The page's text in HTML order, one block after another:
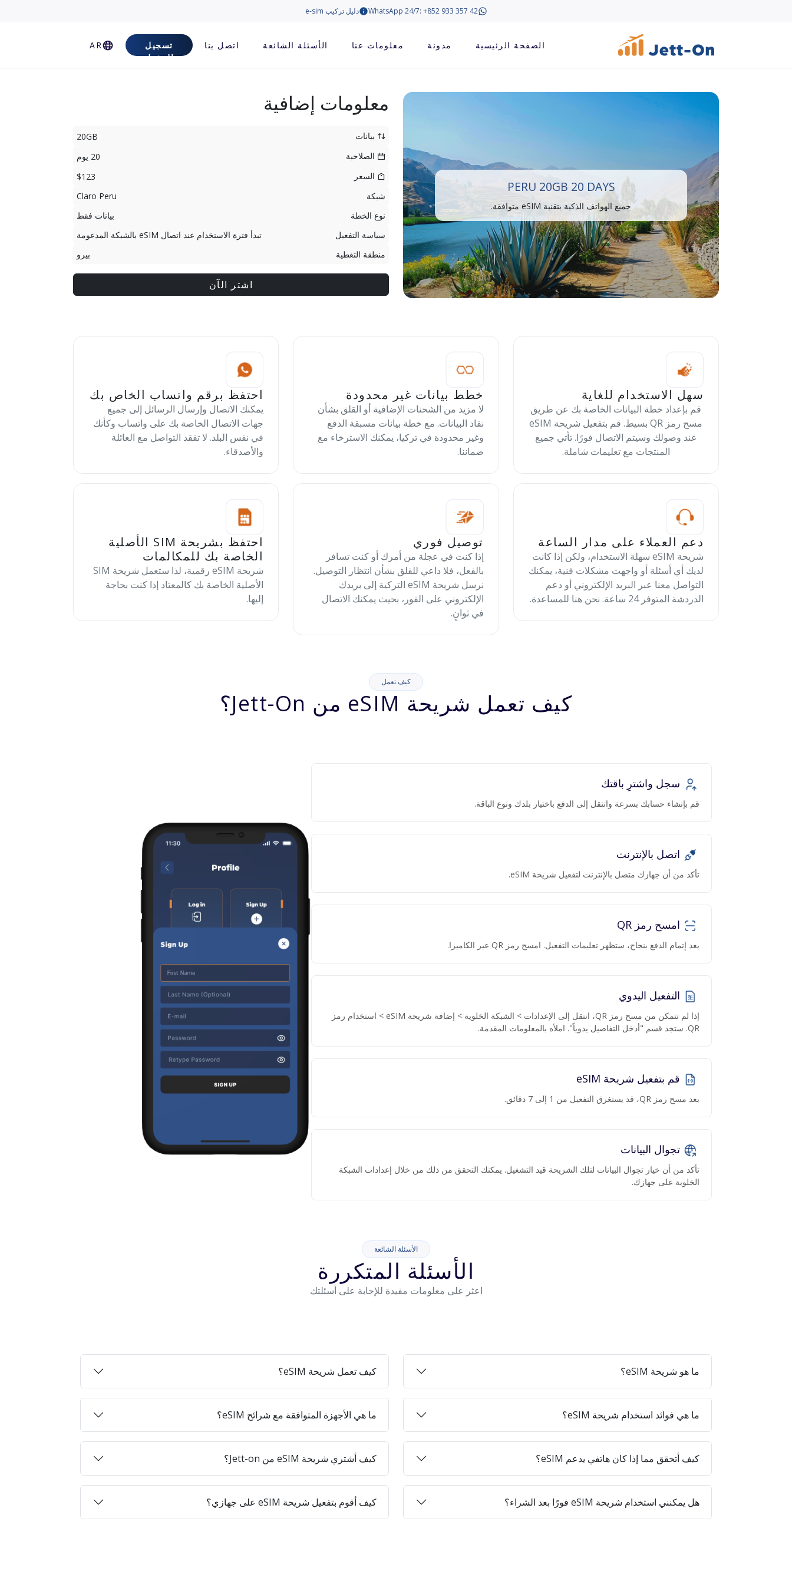
WhatsApp 24/7: +852 933 357 42 دليل تركيب e-sim
الصفحة الرئيسية مدونة معلومات عنا الأسئلة الشائعة اتصل بنا
تسجيل
الدخول
AR
PERU 20GB 20 DAYS
جميع الهواتف الذكية بتقنية eSIM متوافقة.
معلومات إضافية
بيانات
20GB
الصلاحية
20 يوم
السعر
$123
شبكة
Claro Peru
نوع الخطة
بيانات فقط
سياسة التفعيل
تبدأ فترة الاستخدام عند اتصال eSIM بالشبكة المدعومة
منطقة التغطية
بيرو
اشتر الآن
سهل الاستخدام للغاية
قم بإعداد خطة البيانات الخاصة بك عن طريق
مسح رمز QR بسيط. قم بتفعيل شريحة eSIM
عند وصولك وسيتم الاتصال فورًا. تأتي جميع
المنتجات مع تعليمات شاملة.
خطط بيانات غير محدودة
لا مزيد من الشحنات الإضافية أو القلق بشأن
نفاد البيانات. مع خطة بيانات مسبقة الدفع
وغير محدودة في تركيا، يمكنك الاسترخاء مع
ضماننا.
احتفظ برقم واتساب الخاص بك
يمكنك الاتصال وإرسال الرسائل إلى جميع
جهات الاتصال الخاصة بك على واتساب وكأنك
في نفس البلد. لا تفقد التواصل مع العائلة
والأصدقاء.
دعم العملاء على مدار الساعة
شريحة eSIM سهلة الاستخدام، ولكن إذا كانت
لديك أي أسئلة أو واجهت مشكلات فنية، يمكنك
التواصل معنا عبر البريد الإلكتروني أو دعم
الدردشة المتوفر 24 ساعة. نحن هنا للمساعدة.
توصيل فوري
إذا كنت في عجلة من أمرك أو كنت تسافر
بالفعل، فلا داعي للقلق بشأن انتظار التوصيل.
نرسل شريحة eSIM التركية إلى بريدك
الإلكتروني على الفور، بحيث يمكنك الاتصال
في ثوانٍ.
احتفظ بشريحة SIM الأصلية
الخاصة بك للمكالمات
شريحة eSIM رقمية، لذا ستعمل شريحة SIM
الأصلية الخاصة بك كالمعتاد إذا كنت بحاجة
إليها.
كيف تعمل
كيف تعمل شريحة eSIM من Jett-On؟
سجل واشترِ باقتك
قم بإنشاء حسابك بسرعة وانتقل إلى الدفع باختيار بلدك ونوع الباقة.
اتصل بالإنترنت
تأكد من أن جهازك متصل بالإنترنت لتفعيل شريحة eSIM.
امسح رمز QR
بعد إتمام الدفع بنجاح، ستظهر تعليمات التفعيل. امسح رمز QR عبر الكاميرا.
التفعيل اليدوي
إذا لم تتمكن من مسح رمز QR، انتقل إلى الإعدادات > الشبكة الخلوية > إضافة شريحة eSIM > استخدام رمز
QR. ستجد قسم "أدخل التفاصيل يدوياً". املأه بالمعلومات المقدمة.
قم بتفعيل شريحة eSIM
بعد مسح رمز QR، قد يستغرق التفعيل من 1 إلى 7 دقائق.
تجوال البيانات
تأكد من أن خيار تجوال البيانات لتلك الشريحة قيد التشغيل. يمكنك التحقق من ذلك من خلال إعدادات الشبكة
الخلوية على جهازك.
الأسئلة الشائعة
الأسئلة المتكررة
اعثر على معلومات مفيدة للإجابة على أسئلتك
ما هو شريحة eSIM؟ كيف تعمل شريحة eSIM؟
ما هي فوائد استخدام شريحة eSIM؟ ما هي الأجهزة المتوافقة مع شرائح eSIM؟
كيف أتحقق مما إذا كان هاتفي يدعم eSIM؟ كيف أشتري شريحة eSIM من Jett-on؟
هل يمكنني استخدام شريحة eSIM فورًا بعد الشراء؟ كيف أقوم بتفعيل شريحة eSIM على جهازي؟